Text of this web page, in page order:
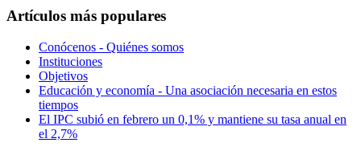
Artículos más populares
Conócenos - Quiénes somos
Instituciones
Objetivos
Educación y economía - Una asociación necesaria en estos
tiempos
El IPC subió en febrero un 0,1% y mantiene su tasa anual en
el 2,7%